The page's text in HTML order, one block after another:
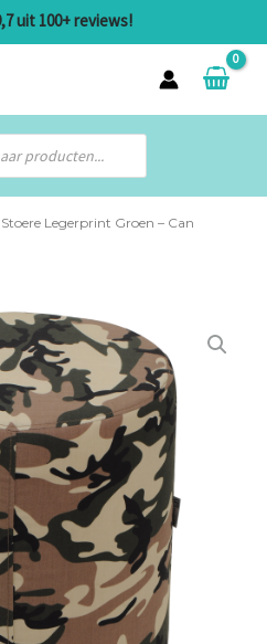
uit 100+ reviews!
Legerprint Groen – Can